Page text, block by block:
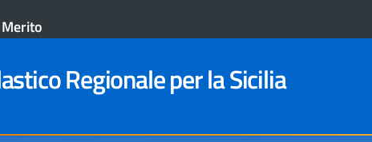
Regionale per la Sicilia